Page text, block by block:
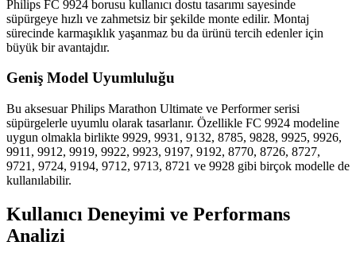
Philips FC 9924 borusu kullanıcı dostu tasarımı sayesinde
süpürgeye hızlı ve zahmetsiz bir şekilde monte edilir. Montaj
sürecinde karmaşıklık yaşanmaz bu da ürünü tercih edenler için
büyük bir avantajdır.
Geniş Model Uyumluluğu
Bu aksesuar Philips Marathon Ultimate ve Performer serisi
süpürgelerle uyumlu olarak tasarlanır. Özellikle FC 9924 modeline
uygun olmakla birlikte 9929, 9931, 9132, 8785, 9828, 9925, 9926,
9911, 9912, 9919, 9922, 9923, 9197, 9192, 8770, 8726, 8727,
9721, 9724, 9194, 9712, 9713, 8721 ve 9928 gibi birçok modelle de
kullanılabilir.
Kullanıcı Deneyimi ve Performans
Analizi